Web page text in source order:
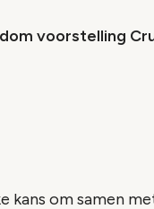
voorstelling
kans om samen